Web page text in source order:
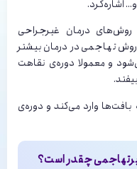
اشاره‌کرد.
درمان غیرجراحی
تهاجمی در درمان بیشتر
و معمولا دوره‌ی نقاهت
وارد می‌کند و دوره‌ی
چقدر است؟